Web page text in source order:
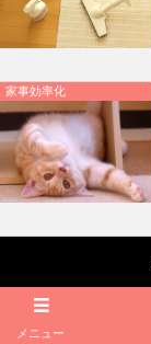
家事効率化
メニュー